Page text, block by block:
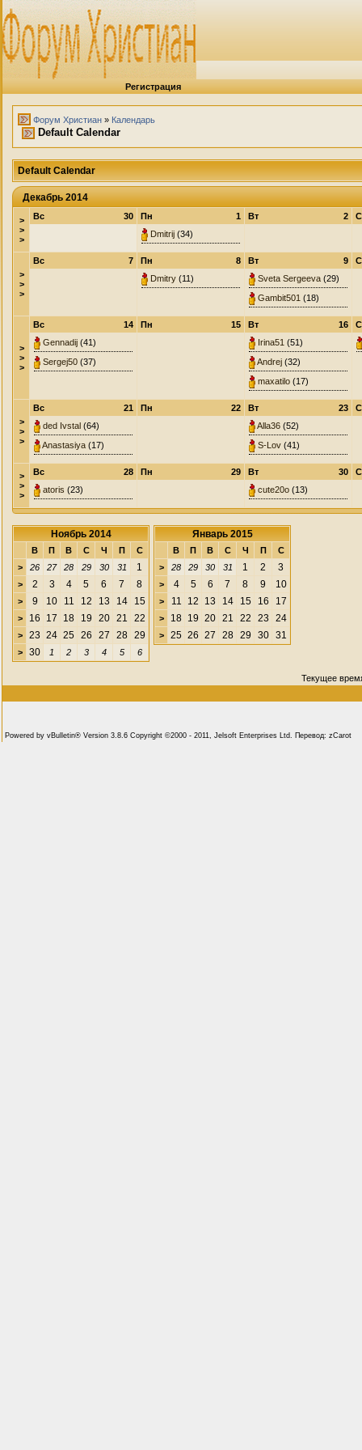
Регистрация
Форум Христиан » Календарь
Default Calendar
Default Calendar
Декабрь 2014
>
>
>
30
Вс 1
Пн
Dmitrij (34)
2
Вт
>
>
>
7
Вс 8
Пн
Dmitry (11)
9
Вт
Sveta Sergeeva (29)
Gambit501 (18)
>
>
>
14
Вс
Gennadij (41)
Sergej50 (37)
15
Пн 16
Вт
Irina51 (51)
Andrej (32)
maxatilo (17)
>
>
>
21
Вс
ded Ivstal (64)
Anastasiya (17)
22
Пн 23
Вт
Alla36 (52)
S-Lov (41)
>
>
>
28
Вс
atoris (23)
29
Пн 30
Вт
cute20o (13)
Ноябрь 2014
В П В С Ч П
С
>
26 27 28 29 30 31 1
> 2 3 4 5 6 7 8
> 9 10 11 12 13 14 15
> 16 17 18 19 20 21 22
> 23 24 25 26 27 28 29
> 30 1 2 3 4 5 6
Январь 2015
В П В С Ч П
С
>
28 29 30 31 1 2 3
> 4 5 6 7 8 9 10
> 11 12 13 14 15 16 17
> 18 19 20 21 22 23 24
> 25 26 27 28 29 30 31
Текущее
Powered by vBulletin® Version 3.8.6 Copyright ©2000 - 2011, Jelsoft Enterprises Ltd. Перевод: zCarot